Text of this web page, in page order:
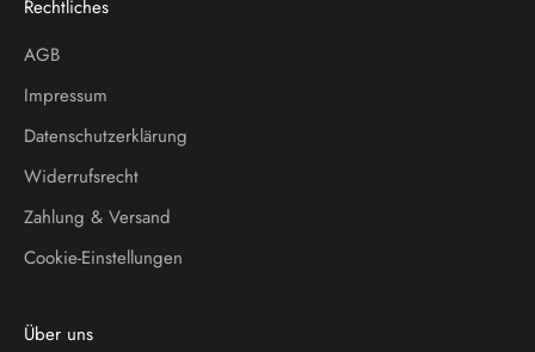
Rechtliches
AGB
Impressum
Datenschutzerklärung
Widerrufsrecht
Zahlung & Versand
Cookie-Einstellungen
Über uns